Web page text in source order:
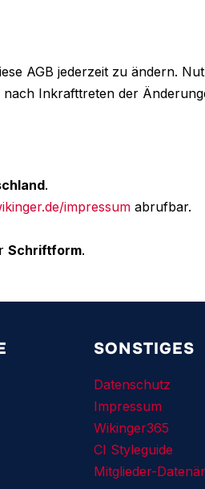
AGB jederzeit zu ändern.
Inkrafttreten der
.
impressum abrufbar.
Schriftform.
SONSTIGES
Datenschutz
Impressum
Wikinger365
CI Styleguide
Mitglieder-